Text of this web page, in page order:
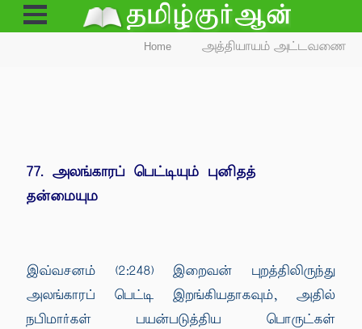
Open
Menu
Home அத்தியாயம் அட்டவணை
77. அலங்காரப் பெட்டியும் புனிதத்
தன்மையும
இவ்வசனம் (2:248) இறைவன் புறத்திலிருந்து
அலங்காரப் பெட்டி இறங்கியதாகவும், அதில்
நபிமார்கள் பயன்படுத்திய பொருட்கள்